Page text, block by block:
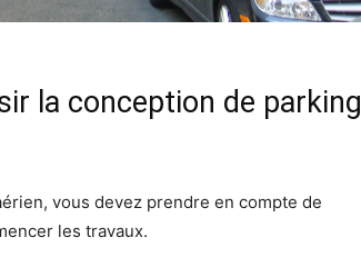
la conception de parking
vous devez prendre en compte de
les travaux.